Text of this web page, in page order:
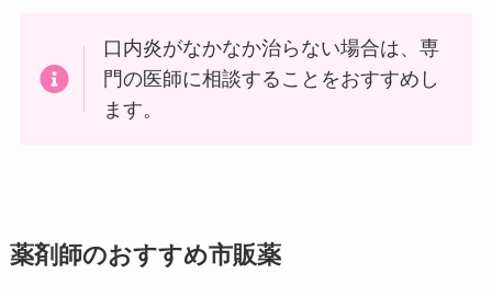
口内炎がなかなか治らない場合は、専
門の医師に相談することをおすすめし
ます。
薬剤師のおすすめ市販薬